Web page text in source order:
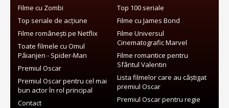
Filme cu Zombi
Top 100 seriale
Top seriale de acțiune
Filme cu James Bond
Filme românești pe Netflix
Filme Universul
Cinematografic Marvel
Toate filmele cu Omul
Pâianjen - Spider-Man
Filme romantice pentru
Sfântul Valentin
Premiul Oscar
Lista filmelor care au câștigat
premiul Oscar
Premiul Oscar pentru cel mai
bun actor în rol principal
Premiul Oscar pentru regie
Contact